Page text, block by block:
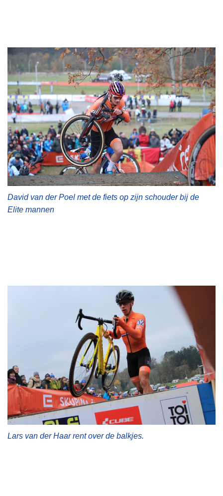
David van der Poel met de fiets op zijn schouder bij de
Elite mannen
Lars van der Haar rent over de balkjes.